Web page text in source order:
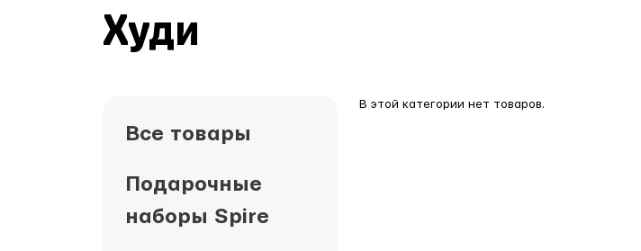
Худи
Все товары
Подарочные
наборы Spire
В этой категории нет товаров.